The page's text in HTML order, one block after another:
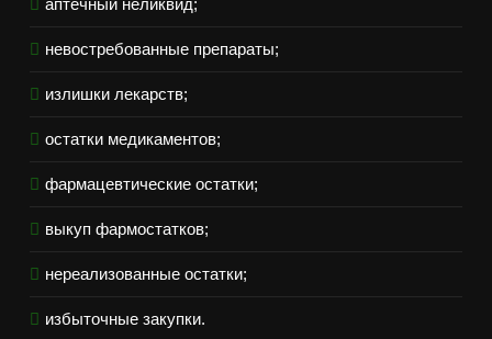
аптечный неликвид;
невостребованные препараты;
излишки лекарств;
остатки медикаментов;
фармацевтические остатки;
выкуп фармостатков;
нереализованные остатки;
избыточные закупки.